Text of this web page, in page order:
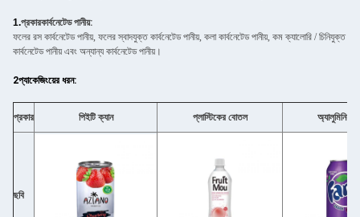
1.প্রকারকার্বনেটেড পানীয়:
ফলের রস কার্বনেটেড পানীয়, ফলের স্বাদযুক্ত কার্বনেটেড পানীয়, কলা কার্বনেটেড পানীয়, কম ক্যালোরি / চিনিযুক্ত
কার্বনেটেড পানীয় এবং অন্যান্য কার্বনেটেড পানীয়।
2প্যাকেজিংয়ের ধরন:
প্রকার পিইটি ক্যান প্লাস্টিকের বোতল অ্যালুমিনিয়াম
ছবি